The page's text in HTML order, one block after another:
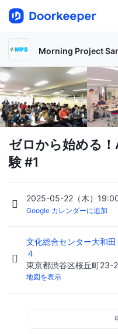
Morning Project
ゼロから始める
験 #1
2025-05-22（木）
Google カレンダーに追加
文化総合センター大和
４
東京都渋谷区桜丘町23-
地図を表示